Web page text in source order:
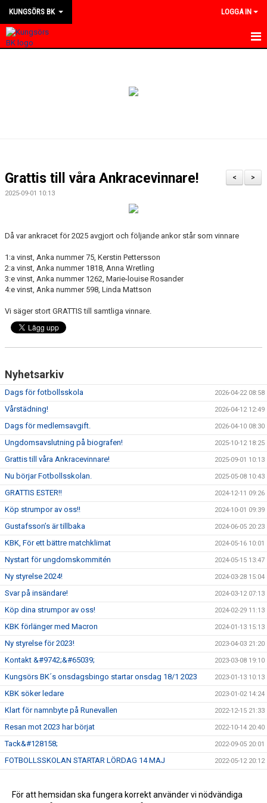
KUNGSÖRS BK LOGGA IN
OM KLUBBEN
DOKUMENT
BLI MEDLEM I KBK
STYRELSEN
DOMARERSÄTTNING
>
<
Grattis till våra Ankracevinnare!
2025-09-01 10:13
Då var ankracet för 2025 avgjort och följande ankor står som vinnare
1:a vinst, Anka nummer 75, Kerstin Pettersson
2:a vinst, Anka nummer 1818, Anna Wretling
3:e vinst, Anka nummer 1262, Marie-louise Rosander
4:e vinst, Anka nummer 598, Linda Mattson
Vi säger stort GRATTIS till samtliga vinnare.
Nyhetsarkiv
Dags för fotbollsskola 2026-04-22 08:58
Vårstädning! 2026-04-12 12:49
Dags för medlemsavgift. 2026-04-10 08:30
Ungdomsavslutning på biografen! 2025-10-12 18:25
Grattis till våra Ankracevinnare! 2025-09-01 10:13
Nu börjar Fotbollsskolan. 2025-05-08 10:43
GRATTIS ESTER!! 2024-12-11 09:26
Köp strumpor av oss!! 2024-10-01 09:39
Gustafsson’s är tillbaka 2024-06-05 20:23
KBK, För ett bättre matchklimat 2024-05-16 10:01
Nystart för ungdomskommitén 2024-05-15 13:47
Ny styrelse 2024! 2024-03-28 15:04
Svar på insändare! 2024-03-12 07:13
Köp dina strumpor av oss! 2024-02-29 11:13
KBK förlänger med Macron 2024-01-13 15:13
Ny styrelse för 2023! 2023-04-03 21:20
Kontakt &#9742;&#65039; 2023-03-08 19:10
Kungsörs BK´s onsdagsbingo startar onsdag 18/1 2023 2023-01-13 10:13
KBK söker ledare 2023-01-02 14:24
Klart för namnbyte på Runevallen 2022-12-15 21:33
Resan mot 2023 har börjat 2022-10-14 20:40
Tack&#128158; 2022-09-05 20:01
FOTBOLLSSKOLAN STARTAR LÖRDAG 14 MAJ 2022-05-12 20:12
SE HIT!! 2020-11-10 06:51
För att hemsidan ska fungera korrekt använder vi nödvändiga